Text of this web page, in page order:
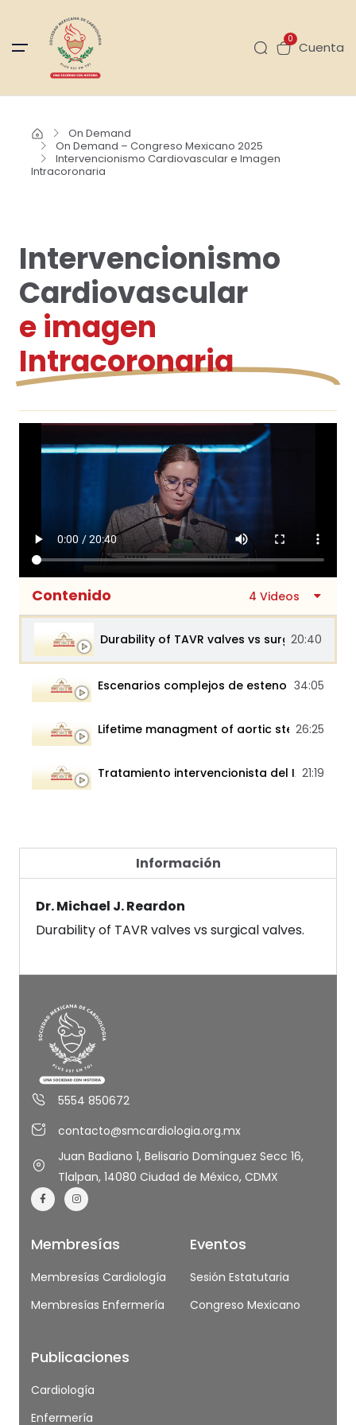
0
Cuenta
On Demand
On Demand – Congreso Mexicano 2025
Intervencionismo Cardiovascular e Imagen
Intracoronaria
Intervencionismo
Cardiovascular
e imagen
Intracoronaria
Contenido 4 Videos
Durability of TAVR valves vs surgical valves
20:40
Escenarios complejos de estenosis34:05
Lifetime managment of aortic stenosis
26:25
Tratamiento intervencionista del IAM con
21:19
Información
Dr. Michael J. Reardon
Durability of TAVR valves vs surgical valves.
5554 850672
contacto@smcardiologia.org.mx
Juan Badiano 1, Belisario Domínguez Secc 16,
Tlalpan, 14080 Ciudad de México, CDMX
Membresías
Membresías Cardiología
Membresías Enfermería
Publicaciones
Cardiología
Enfermería
Eventos
Sesión Estatutaria
Congreso Mexicano